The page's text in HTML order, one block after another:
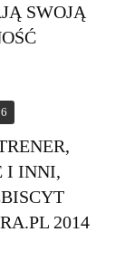
SWOJĄ
I INNI,
2014